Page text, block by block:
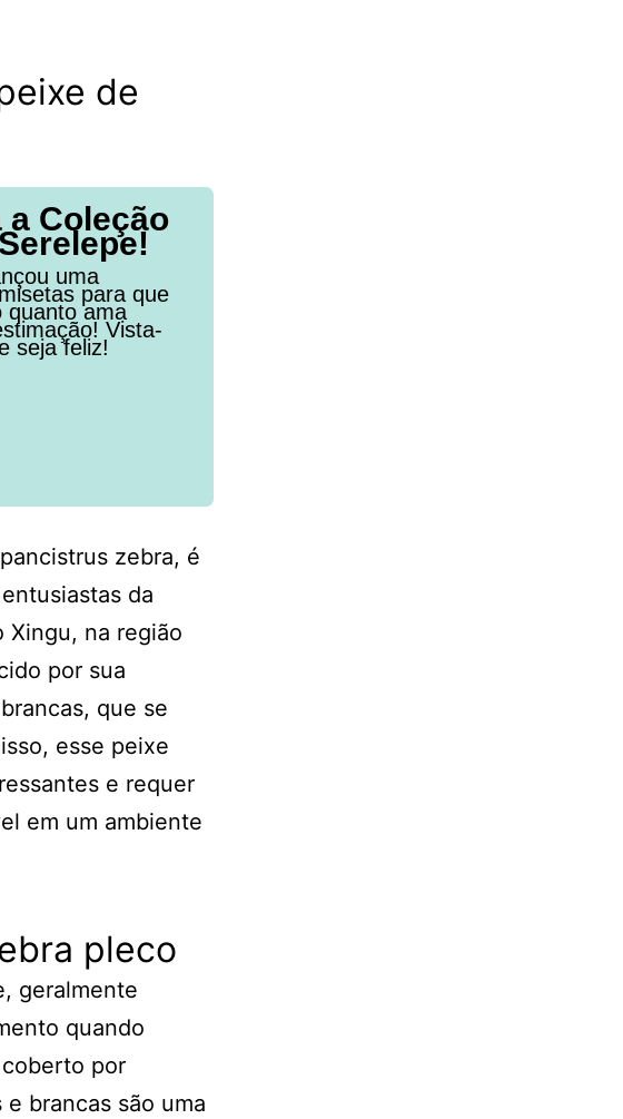
de
a Coleção
uma
para que
quanto ama
Vista-
seja feliz!
zebra, é
da
Xingu, na região
por sua
que se
esse peixe
e requer
em um ambiente
pleco
geralmente
quando
por
brancas são uma